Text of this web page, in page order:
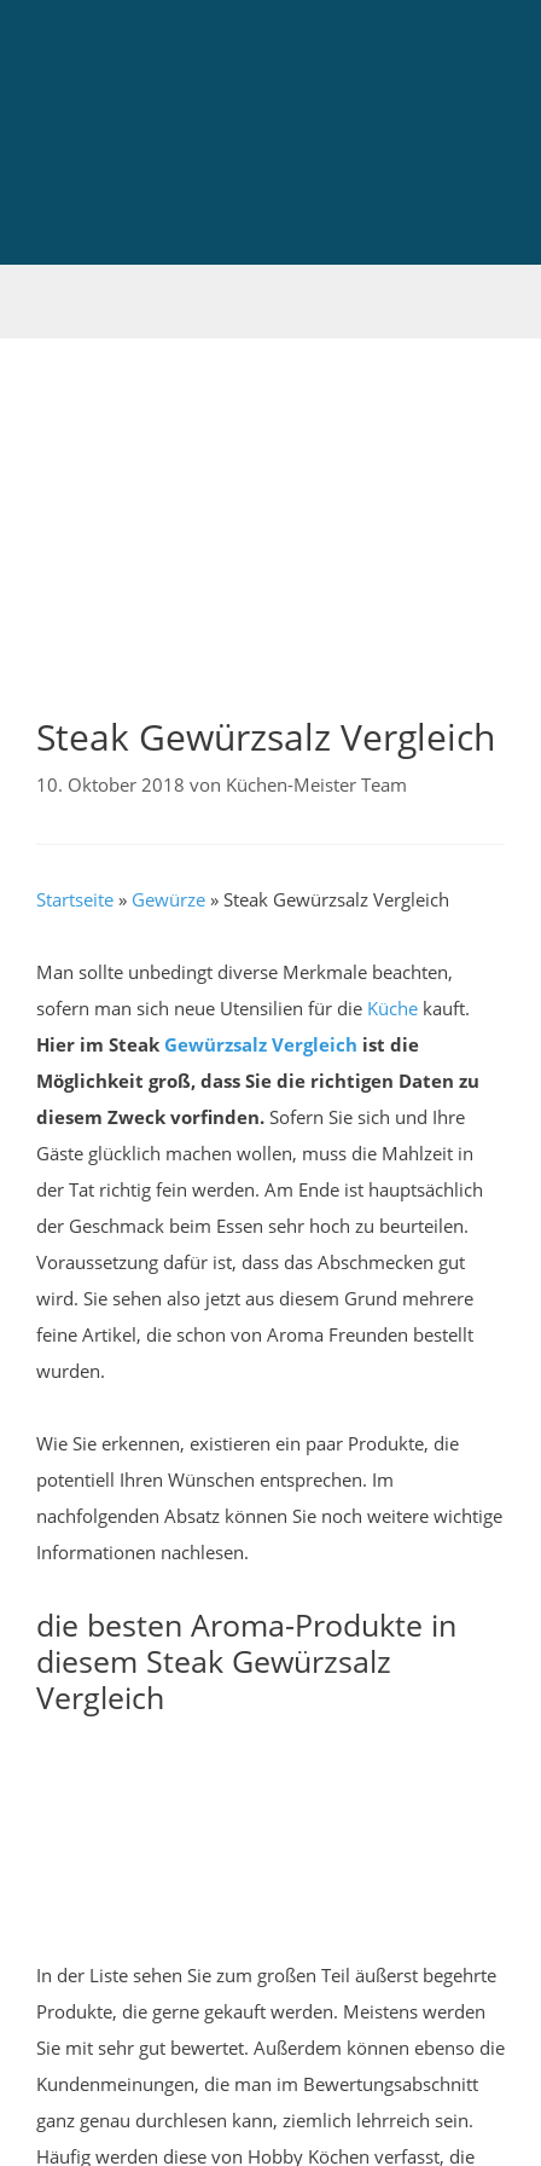
Steak Gewürzsalz Vergleich
10. Oktober 2018 von Küchen-Meister Team
Startseite » Gewürze » Steak Gewürzsalz Vergleich
Man sollte unbedingt diverse Merkmale beachten,
sofern man sich neue Utensilien für die Küche kauft.
Hier im Steak Gewürzsalz Vergleich ist die
Möglichkeit groß, dass Sie die richtigen Daten zu
diesem Zweck vorfinden. Sofern Sie sich und Ihre
Gäste glücklich machen wollen, muss die Mahlzeit in
der Tat richtig fein werden. Am Ende ist hauptsächlich
der Geschmack beim Essen sehr hoch zu beurteilen.
Voraussetzung dafür ist, dass das Abschmecken gut
wird. Sie sehen also jetzt aus diesem Grund mehrere
feine Artikel, die schon von Aroma Freunden bestellt
wurden.
Wie Sie erkennen, existieren ein paar Produkte, die
potentiell Ihren Wünschen entsprechen. Im
nachfolgenden Absatz können Sie noch weitere wichtige
Informationen nachlesen.
die besten Aroma-Produkte in
diesem Steak Gewürzsalz
Vergleich
In der Liste sehen Sie zum großen Teil äußerst begehrte
Produkte, die gerne gekauft werden. Meistens werden
Sie mit sehr gut bewertet. Außerdem können ebenso die
Kundenmeinungen, die man im Bewertungsabschnitt
ganz genau durchlesen kann, ziemlich lehrreich sein.
Häufig werden diese von Hobby Köchen verfasst, die